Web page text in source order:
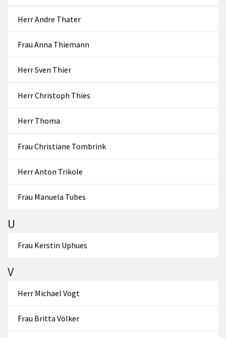
Herr Andre Thater
Frau Anna Thiemann
Herr Sven Thier
Herr Christoph Thies
Herr Thoma
Frau Christiane Tombrink
Herr Anton Trikole
Frau Manuela Tubes
U
Frau Kerstin Uphues
V
Herr Michael Vogt
Frau Britta Völker